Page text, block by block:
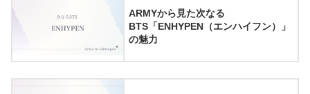
ARMYから見た次なる
BTS「ENHYPEN（エンハイフン）」
の魅力